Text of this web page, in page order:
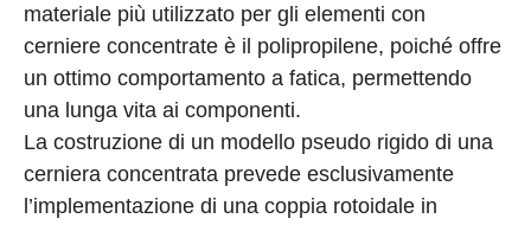
materiale più utilizzato per gli elementi con
cerniere concentrate è il polipropilene, poiché offre
un ottimo comportamento a fatica, permettendo
una lunga vita ai componenti.
La costruzione di un modello pseudo rigido di una
cerniera concentrata prevede esclusivamente
l’implementazione di una coppia rotoidale in